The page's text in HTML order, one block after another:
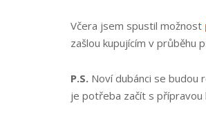
Včera jsem spustil možnost
zašlou kupujícím v průběhu
P.S. Noví dubánci se budou
je potřeba začít s přípravou